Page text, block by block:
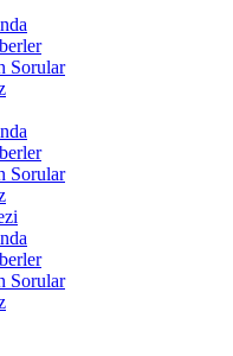
Sorular
Sorular
Sorular